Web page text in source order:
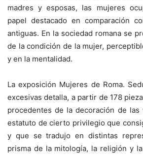
madres y esposas, las mujeres
papel destacado en comparación
antiguas. En la sociedad romana se
de la condición de la mujer,
y en la mentalidad.
La exposición Mujeres de Roma.
excesivas detalla, a partir de 178
procedentes de la decoración de las
estatuto de cierto privilegio que
y que se tradujo en distintas
prisma de la mitología, la religión y